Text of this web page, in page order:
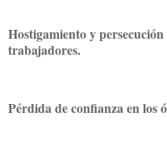
Hostigamiento y
trabajadores.
Pérdida de confianza en los